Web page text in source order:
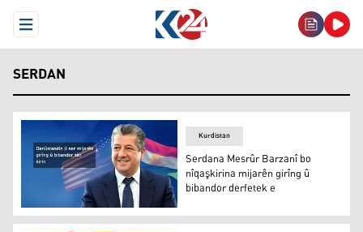
Open Menu
SERDAN
Mesrûr Barzanî
Kurdistan
Serdana Mesrûr Barzanî bo
nîqaşkirina mijarên girîng û
bibandor derfetek e